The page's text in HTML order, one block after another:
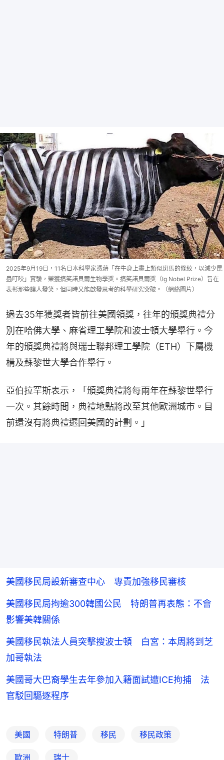
2025年9月19日，11名日本科學家憑藉「在牛身上畫上類似斑馬的條紋，以減少昆
蟲叮咬」實驗，榮獲搞笑諾貝爾生物學獎。搞笑諾貝爾獎（Ig Nobel Prize）旨在
表彰那些讓人發笑，但同時又能啟發思考的科學研究突破。（網絡圖片）
過去35年獲獎者皆前往美國領獎，往年的頒獎典禮分
別在哈佛大學、麻省理工學院和波士頓大學舉行。今
年的頒獎典禮將與瑞士聯邦理工學院（ETH）下屬機
構及蘇黎世大學合作舉行。
亞伯拉罕斯表示，「頒獎典禮將每兩年在蘇黎世舉行
一次。其餘時間，典禮地點將改至其他歐洲城市。目
前還沒有將典禮遷回美國的計劃。」
美國移民局設新審查中心 專責加強移民審核
美國移民局拘逾300韓國公民 特朗普再表態：不會
影響美韓關係
美國移民執法人員突擊搜波士頓 白宮：本周將到芝
加哥執法
美國哥大巴裔學生去年參加入籍面試遭ICE拘捕 法
官駁回驅逐程序
美國 特朗普 移民 移民政策
歐洲 瑞士